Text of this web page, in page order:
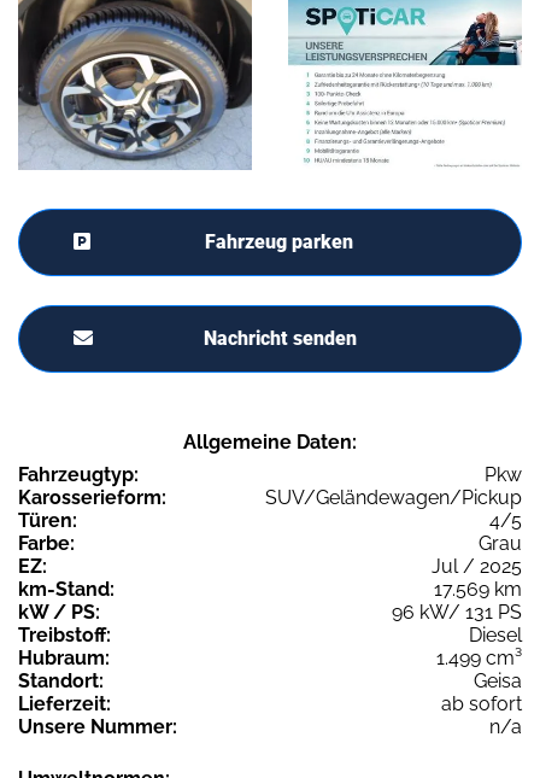
Fahrzeug parken
Nachricht senden
Allgemeine Daten:
Fahrzeugtyp:
Pkw
Karosserieform:
SUV/Geländewagen/Pickup
Türen:
4/5
Farbe:
Grau
EZ:
Jul / 2025
km-Stand:
17.569 km
kW / PS:
96 kW/ 131 PS
Treibstoff:
Diesel
Hubraum:
1.499 cm³
Standort:
Geisa
Lieferzeit:
ab sofort
Unsere Nummer:
n/a